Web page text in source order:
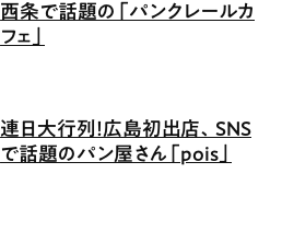
西条で話題の「パンクレールカ
フェ」
連日大行列！広島初出店、SNS
で話題のパン屋さん「pois」